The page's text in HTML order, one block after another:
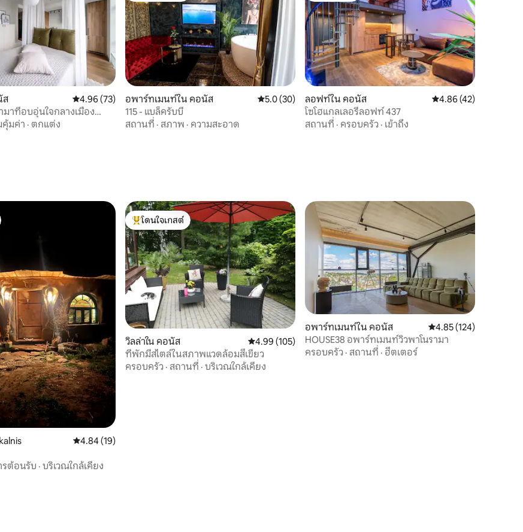
วิว
ส คะแนนเฉลี่ย 4.96 จาก 5, 73 รีวิว
4.96 (73)
มาที่อบอุ่นใจกลางเมือง
คุ้มค่า · ตกแต่ง
อพาร์ทเมนท์ใน คอนัส คะแนนเฉลี่ย 5.0 จาก 5, 30 รีวิว
5.0 (30)
115 - แบล็ครับบี้
สถานที่ · สภาพ · ความสะอาด
ลอฟท์ใน คอนัส คะแนนเฉลี่ย 4.86 จาก
4.86 (42)
โซโฮแกลเลอรี่ลอฟท์ 437
สถานที่ · ครอบครัว · เข้าถึง
วิว
คะแนนเฉลี่ย 4.84 จาก 5, 19 รีวิว
4.84 (19)
รต้อนรับ · บริเวณใกล้เคียง
โดนใจเกสต์ที่สุด
โดนใจเกสต์
วิลล่าใน คอนัส คะแนนเฉลี่ย 4.99 จาก 5, 105 รีวิว
4.99 (105)
ที่พักมีสไตล์ในสภาพแวดล้อมสีเขียว
ครอบครัว · สถานที่ · บริเวณใกล้เคียง
อพาร์ทเมนท์ใน คอนัส คะแนนเฉลี่ย 4.85 จาก
4.85 (124)
HOUSE38 อพาร์ทเมนท์วิวพาโนรามา
ครอบครัว · สถานที่ · ฮีตเตอร์